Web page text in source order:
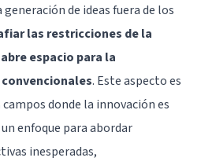
de ideas fuera de los
las restricciones de la
espacio para la
. Este aspecto es
donde la innovación es
enfoque para abordar
inesperadas,